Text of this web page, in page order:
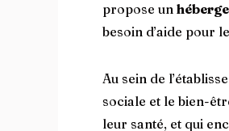
propose un
besoin d’aide pour
Au sein de
sociale et le bien-
leur santé, et qui